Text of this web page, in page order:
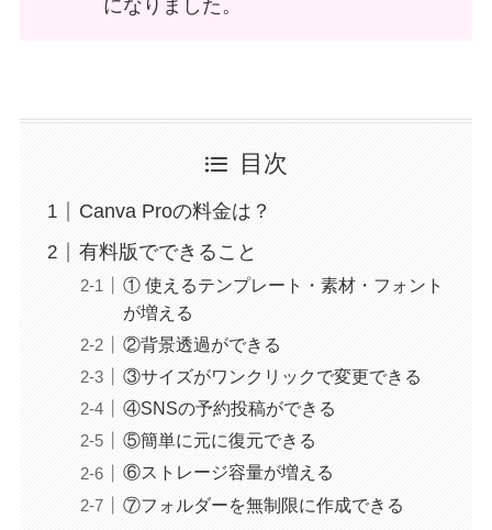
になりました。
目次
Canva Proの料金は？
有料版でできること
① 使えるテンプレート・素材・フォント
が増える
②背景透過ができる
③サイズがワンクリックで変更できる
④SNSの予約投稿ができる
⑤簡単に元に復元できる
⑥ストレージ容量が増える
⑦フォルダーを無制限に作成できる